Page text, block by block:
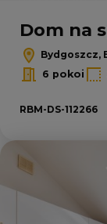
Dom na
Bydgoszcz,
6 pokoi
RBM-DS-112266